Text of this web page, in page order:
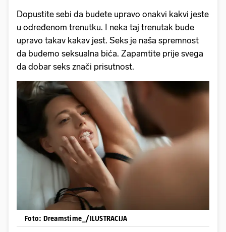
Dopustite sebi da budete upravo onakvi kakvi jeste
u određenom trenutku. I neka taj trenutak bude
upravo takav kakav jest. Seks je naša spremnost
da budemo seksualna bića. Zapamtite prije svega
da dobar seks znači prisutnost.
Foto: Dreamstime_/ILUSTRACIJA